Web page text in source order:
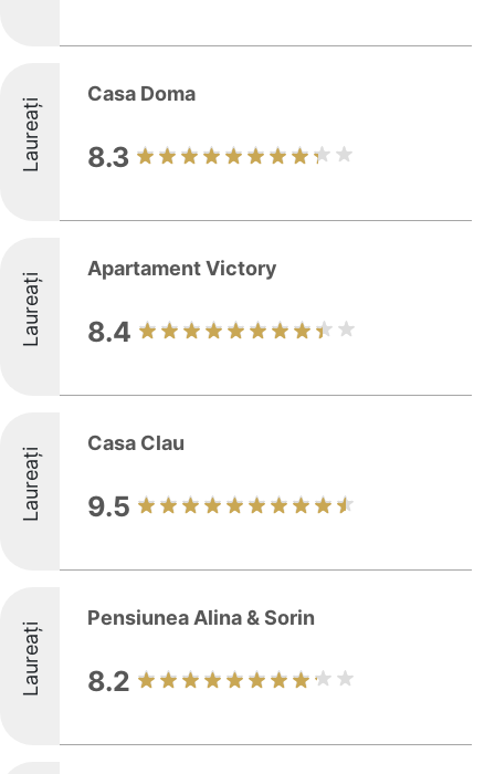
Laureați
Casa Doma
8.3
Laureați
Apartament Victory
8.4
Laureați
Casa Clau
9.5
Laureați
Pensiunea Alina & Sorin
8.2